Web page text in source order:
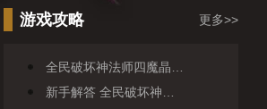
游戏攻略 更多>>
全民破坏神法师四魔晶…
新手解答 全民破坏神…